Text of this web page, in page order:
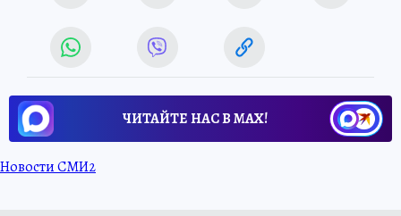
ЧИТАЙТЕ НАС В МАХ!
Новости СМИ2